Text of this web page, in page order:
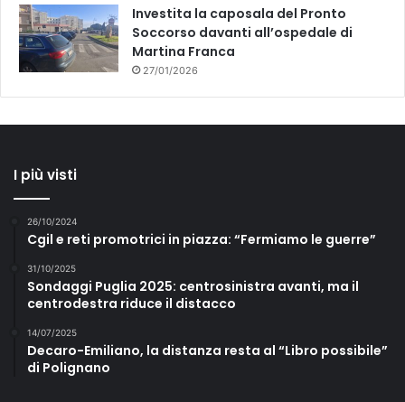
Investita la caposala del Pronto
Soccorso davanti all’ospedale di
Martina Franca
27/01/2026
I più visti
26/10/2024
Cgil e reti promotrici in piazza: “Fermiamo le guerre”
31/10/2025
Sondaggi Puglia 2025: centrosinistra avanti, ma il
centrodestra riduce il distacco
14/07/2025
Decaro-Emiliano, la distanza resta al “Libro possibile”
di Polignano